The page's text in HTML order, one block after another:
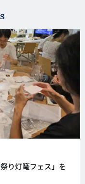
り灯篭フェス」を